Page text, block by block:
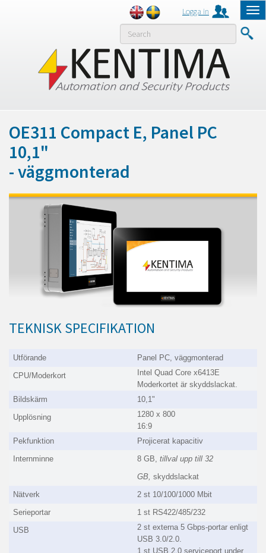
Logga in
MENY
OE311 Compact E, Panel PC
10,1"
- väggmonterad
TEKNISK SPECIFIKATION
Utförande
Panel PC, väggmonterad
CPU/Moderkort
Intel Quad Core x6413E
Moderkortet är skyddslackat.
Bildskärm
10,1"
Upplösning
1280 x 800
16:9
Pekfunktion
Projicerat kapacitiv
Internminne
8 GB, tillval upp till 32
GB,skyddslackat
Nätverk
2 st 10/100/1000 Mbit
Serieportar
1 st RS422/485/232
USB
2 st externa 5 Gbps-portar enligt
USB 3.0/2.0.
1 st USB 2.0 serviceport under